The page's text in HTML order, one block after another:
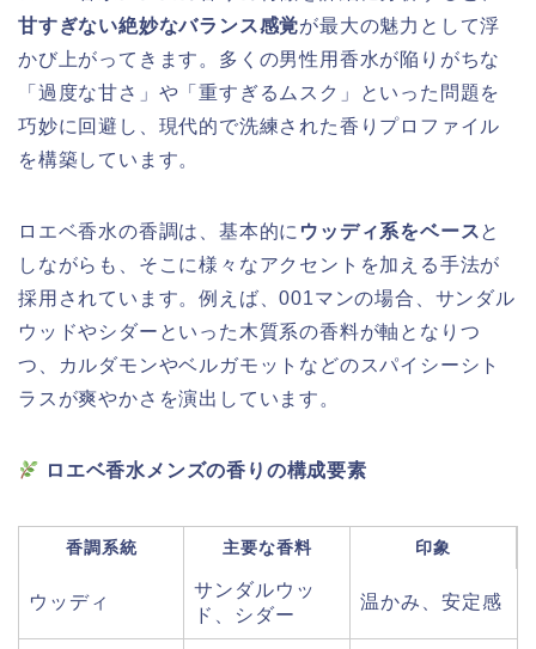
甘すぎない絶妙なバランス感覚が最大の魅力として浮
かび上がってきます。多くの男性用香水が陥りがちな
「過度な甘さ」や「重すぎるムスク」といった問題を
巧妙に回避し、現代的で洗練された香りプロファイル
を構築しています。
ロエベ香水の香調は、基本的に ウッディ系をベースと
しながらも、そこに様々なアクセントを加える手法が
採用されています。例えば、001マンの場合、サンダル
ウッドやシダーといった木質系の香料が軸となりつ
つ、カルダモンやベルガモットなどのスパイシーシト
ラスが爽やかさを演出しています。
ロエベ香水メンズの香りの構成要素
香調系統 主要な香料 印象
ウッディ
サンダルウッ
ド、シダー
温かみ、安定感